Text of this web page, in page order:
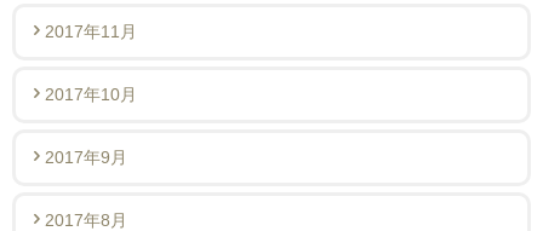
2017年11月
2017年10月
2017年9月
2017年8月